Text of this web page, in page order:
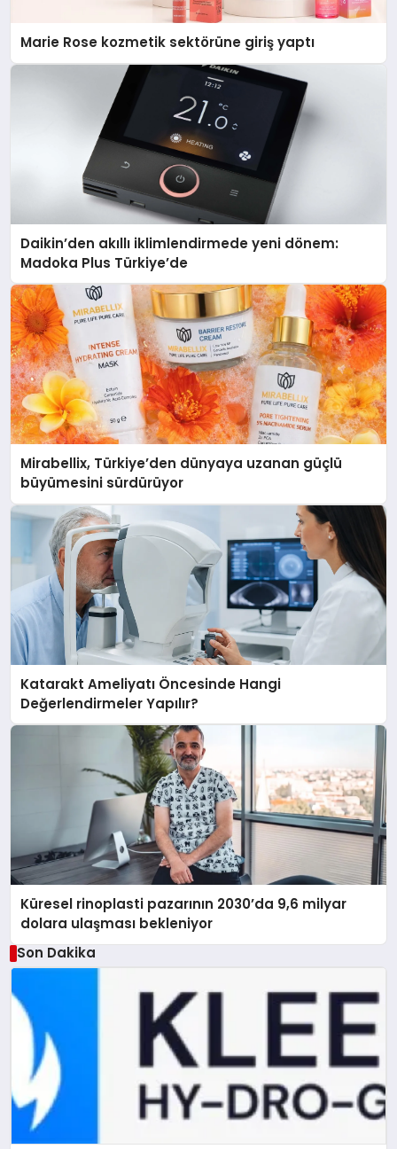
Marie Rose kozmetik sektörüne giriş yaptı
Daikin’den akıllı iklimlendirmede yeni dönem:
Madoka Plus Türkiye’de
Mirabellix, Türkiye’den dünyaya uzanan güçlü
büyümesini sürdürüyor
Katarakt Ameliyatı Öncesinde Hangi
Değerlendirmeler Yapılır?
Küresel rinoplasti pazarının 2030’da 9,6 milyar
dolara ulaşması bekleniyor
Son Dakika